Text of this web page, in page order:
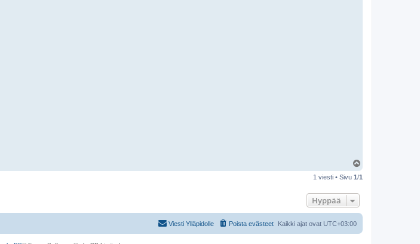
ö
1 viesti • Sivu 1/1
Hyppää
Kaikki ajat ovat UTC+03:00
Poista evästeet
Viesti Ylläpidolle